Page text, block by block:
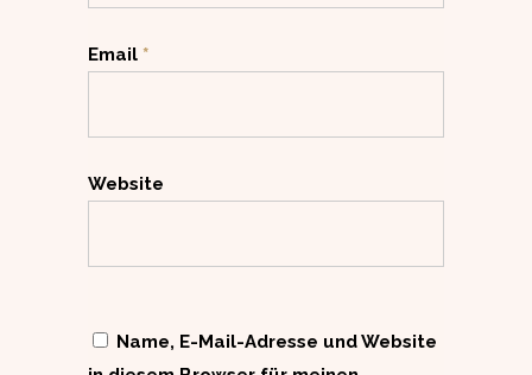
Email *
Website
Name, E-Mail-Adresse und Website